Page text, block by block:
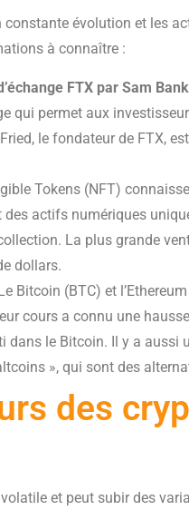
constante évolution et les
à connaître :
FTX par Sam
qui permet aux
le fondateur de FTX,
Tokens (NFT)
des actifs numériques
La plus grande
dollars.
Bitcoin (BTC) et
cours a connu une
dans le Bitcoin. Il y a aussi
», qui sont des
des
et peut subir des